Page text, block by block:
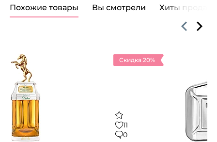
Похожие товары Вы смотрели Хиты продаж
Скидка 20%
11
0